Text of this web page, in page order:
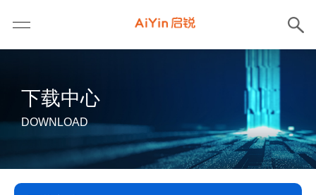
下载中心
DOWNLOAD